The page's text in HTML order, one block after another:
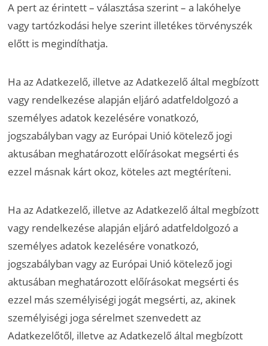
A pert az érintett – választása szerint – a lakóhelye
vagy tartózkodási helye szerint illetékes törvényszék
előtt is megindíthatja.
Ha az Adatkezelő, illetve az Adatkezelő által megbízott
vagy rendelkezése alapján eljáró adatfeldolgozó a
személyes adatok kezelésére vonatkozó,
jogszabályban vagy az Európai Unió kötelező jogi
aktusában meghatározott előírásokat megsérti és
ezzel másnak kárt okoz, köteles azt megtéríteni.
Ha az Adatkezelő, illetve az Adatkezelő által megbízott
vagy rendelkezése alapján eljáró adatfeldolgozó a
személyes adatok kezelésére vonatkozó,
jogszabályban vagy az Európai Unió kötelező jogi
aktusában meghatározott előírásokat megsérti és
ezzel más személyiségi jogát megsérti, az, akinek
személyiségi joga sérelmet szenvedett az
Adatkezelőtől, illetve az Adatkezelő által megbízott